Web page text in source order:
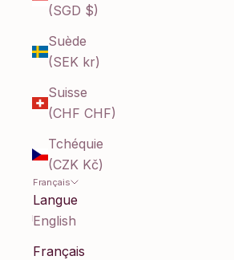
(SGD $)
Suède
(SEK kr)
Suisse
(CHF CHF)
Tchéquie
(CZK Kč)
Français
Langue
English
Français